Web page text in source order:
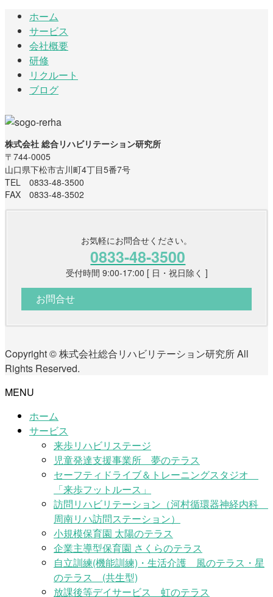
ホーム
サービス
会社概要
研修
リクルート
ブログ
株式会社 総合リハビリテーション研究所
〒744-0005
山口県下松市古川町4丁目5番7号
TEL 0833-48-3500
FAX 0833-48-3502
お気軽にお問合せください。
0833-48-3500
受付時間 9:00-17:00 [ 日・祝日除く ]
お問合せ
Copyright © 株式会社総合リハビリテーション研究所 All
Rights Reserved.
MENU
ホーム
サービス
来歩リハビリステージ
児童発達支援事業所 夢のテラス
セーフティドライブ＆トレーニングスタジオ
「来歩フットルース」
訪問リハビリテーション（河村循環器神経内科
周南リハ訪問ステーション）
小規模保育園 太陽のテラス
企業主導型保育園 さくらのテラス
自立訓練(機能訓練)・生活介護 風のテラス・星
のテラス (共生型)
放課後等デイサービス 虹のテラス